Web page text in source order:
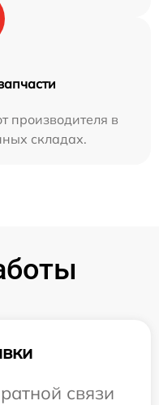
производителя в
складах.
связи